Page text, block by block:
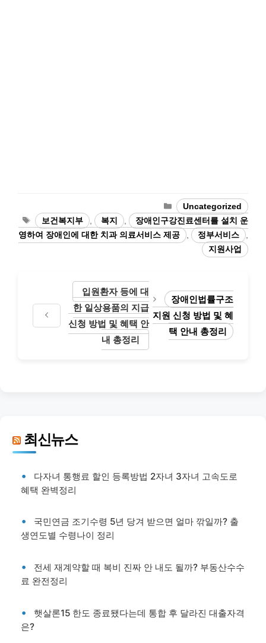
카
테
고
리
Uncategorized
태
그
보건복지부 복지
장애인구강진료센터를 설치 운
영하여 장애인에 대한 치과 의료서비스 제공
정부서비스
지원사업
입원환자 등에 대
한 일상용품의 지급
신청 방법 및 혜택 안
내 총정리
장애인법률구조
지원 신청 방법 및 혜
택 안내 총정리
최신뉴스
다자녀 통행료 할인 등록방법 2자녀 3자녀 고속도로
혜택 완벽정리
국민연금 조기수령 5년 당겨 받으면 얼마 깎일까? 출
생연도별 수령나이 정리
전세 재계약할 때 복비 진짜 안 내도 될까? 부동산수수
료 완전정리
햇살론15 한도 종료됐다는데 통합 후 달라진 대출자격
은?